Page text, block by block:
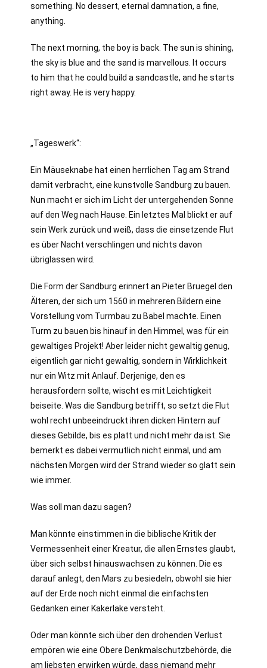
something. No dessert, eternal damnation, a fine,
anything.
The next morning, the boy is back. The sun is shining,
the sky is blue and the sand is marvellous. It occurs
to him that he could build a sandcastle, and he starts
right away. He is very happy.
„Tageswerk“:
Ein Mäuseknabe hat einen herrlichen Tag am Strand
damit verbracht, eine kunstvolle Sandburg zu bauen.
Nun macht er sich im Licht der untergehenden Sonne
auf den Weg nach Hause. Ein letztes Mal blickt er auf
sein Werk zurück und weiß, dass die einsetzende Flut
es über Nacht verschlingen und nichts davon
übriglassen wird.
Die Form der Sandburg erinnert an Pieter Bruegel den
Älteren, der sich um 1560 in mehreren Bildern eine
Vorstellung vom Turmbau zu Babel machte. Einen
Turm zu bauen bis hinauf in den Himmel, was für ein
gewaltiges Projekt! Aber leider nicht gewaltig genug,
eigentlich gar nicht gewaltig, sondern in Wirklichkeit
nur ein Witz mit Anlauf. Derjenige, den es
herausfordern sollte, wischt es mit Leichtigkeit
beiseite. Was die Sandburg betrifft, so setzt die Flut
wohl recht unbeeindruckt ihren dicken Hintern auf
dieses Gebilde, bis es platt und nicht mehr da ist. Sie
bemerkt es dabei vermutlich nicht einmal, und am
nächsten Morgen wird der Strand wieder so glatt sein
wie immer.
Was soll man dazu sagen?
Man könnte einstimmen in die biblische Kritik der
Vermessenheit einer Kreatur, die allen Ernstes glaubt,
über sich selbst hinauswachsen zu können. Die es
darauf anlegt, den Mars zu besiedeln, obwohl sie hier
auf der Erde noch nicht einmal die einfachsten
Gedanken einer Kakerlake versteht.
Oder man könnte sich über den drohenden Verlust
empören wie eine Obere Denkmalschutzbehörde, die
am liebsten erwirken würde, dass niemand mehr